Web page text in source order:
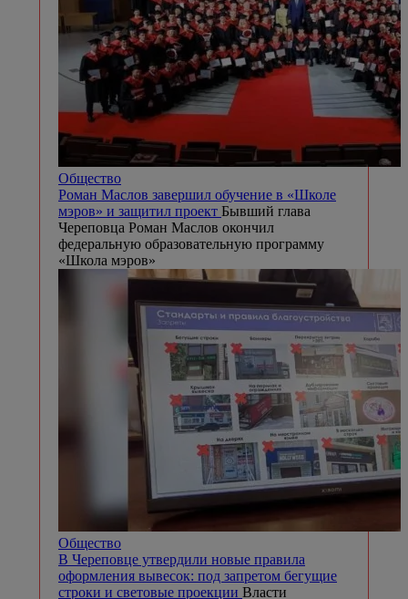
Общество
Роман Маслов завершил обучение в «Школе
мэров» и защитил проект Бывший глава
Череповца Роман Маслов окончил
федеральную образовательную программу
«Школа мэров»
Общество
В Череповце утвердили новые правила
оформления вывесок: под запретом бегущие
строки и световые проекции Власти